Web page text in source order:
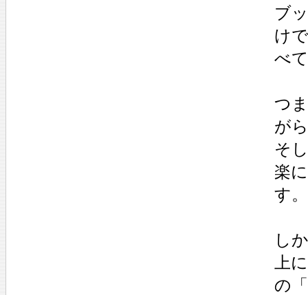
ブ
け
べ
つ
が
そ
楽
す。
し
上
の